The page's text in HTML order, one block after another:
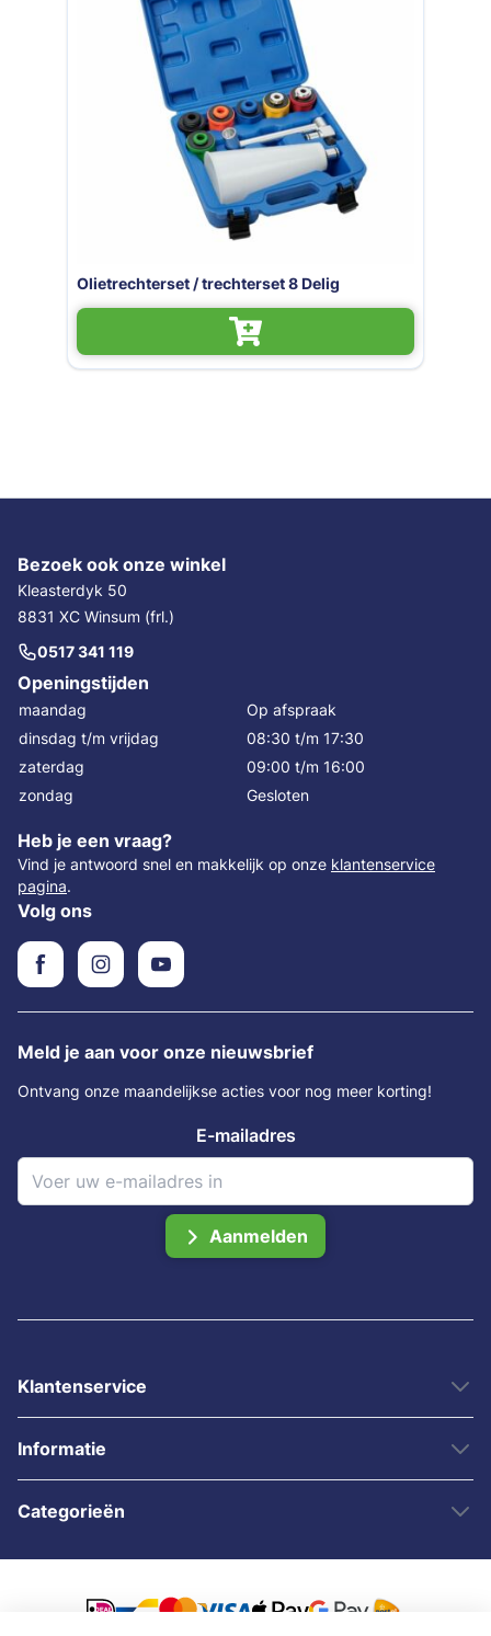
Olietrechterset / trechterset 8 Delig
Bezoek ook onze winkel
Kleasterdyk 50
8831 XC Winsum (frl.)
0517 341 119
Openingstijden
maandag
Op afspraak
dinsdag t/m vrijdag
08:30 t/m 17:30
zaterdag
09:00 t/m 16:00
zondag
Gesloten
Heb je een vraag?
Vind je antwoord snel en makkelijk op onze klantenservice
pagina.
Volg ons
Meld je aan voor onze nieuwsbrief
Ontvang onze maandelijkse acties voor nog meer korting!
E-mailadres
Aanmelden
Klantenservice
Informatie
Categorieën